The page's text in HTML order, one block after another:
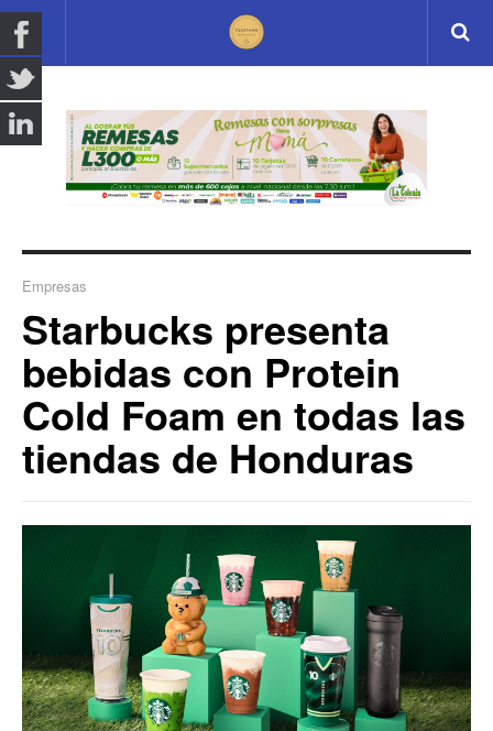
Empresas
Starbucks presenta
bebidas con Protein
Cold Foam en todas las
tiendas de Honduras